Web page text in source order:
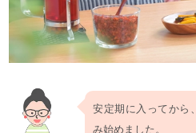
安定期に入ってから、
み始めました。